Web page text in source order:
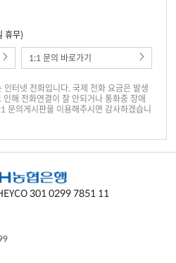
휴무)
1:1 문의 바로가기
터넷 전화입니다. 국제 전화 요금은 발생
해 전화연결이 잘 안되거나 통화중 장애
문의게시판을 이용해주시면 감사하겠습니
301 0299 7851 11